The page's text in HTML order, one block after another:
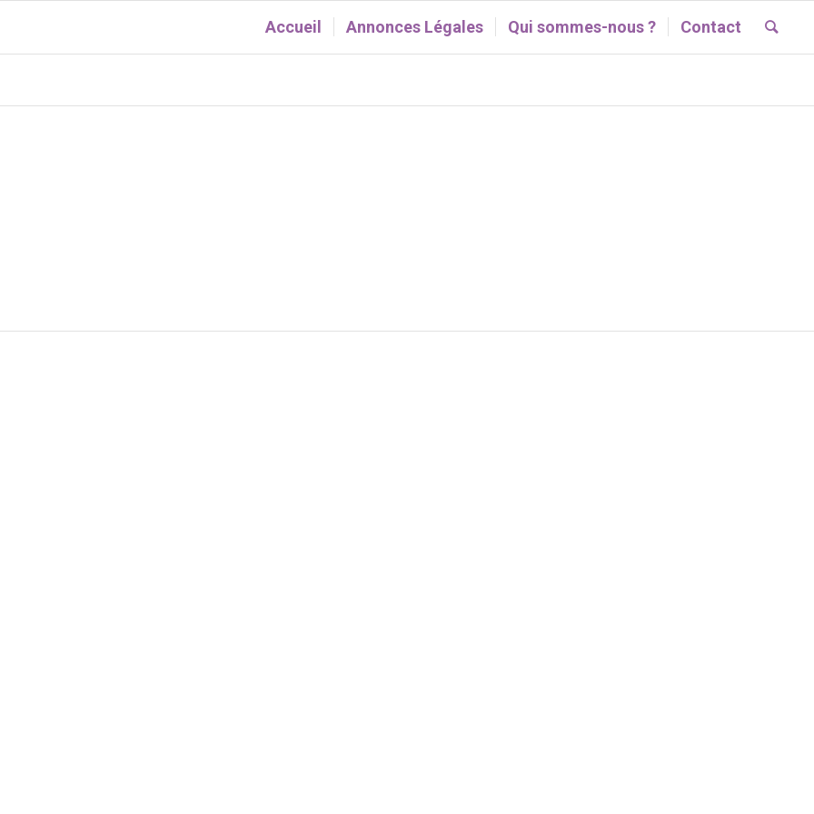
Accueil Annonces Légales Qui sommes-nous ? Contact